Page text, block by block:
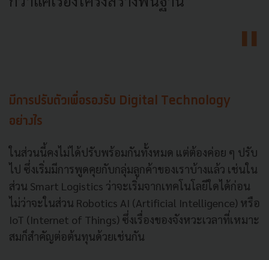
มีการปรับตัวเพื่อรองรับ Digital Technology
อย่างไร
ในส่วนนี้คงไม่ได้ปรับพร้อมกันทั้งหมด แต่ต้องค่อย ๆ ปรับ
ไป ซึ่งเริ่มมีการพูดคุยกับกลุ่มลูกค้าของเราบ้างแล้ว เช่นใน
ส่วน Smart Logistics ว่าจะเริ่มจากเทคโนโลยีใดได้ก่อน
ไม่ว่าจะในส่วน Robotics AI (Artificial Intelligence) หรือ
IoT (Internet of Things) ซึ่งเรื่องของจังหวะเวลาที่เหมาะ
สมก็สำคัญต่อต้นทุนด้วยเช่นกัน